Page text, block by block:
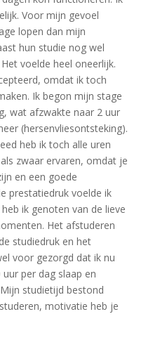
Voor mijn gevoel
lopen dan mijn
hun studie nog wel
voelde heel oneerlijk.
omdat ik toch
Ik begon mijn stage
wat afzwakte naar 2 uur
(hersenvliesontsteking).
heb ik toch alle uren
zwaar ervaren, omdat je
en een goede
prestatiedruk voelde ik
ik genoten van de lieve
Het afstuderen
studiedruk en het
voor gezorgd dat ik nu
per dag slaap en
studietijd bestond
motivatie heb je